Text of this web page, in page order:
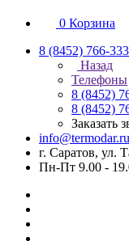
0 Корзина
8 (8452) 766-333
Назад
Телефоны
8 (8452)
8 (8452)
Заказать
info@termodar.ru
г. Саратов, ул.
Пн-Пт 9.00 -